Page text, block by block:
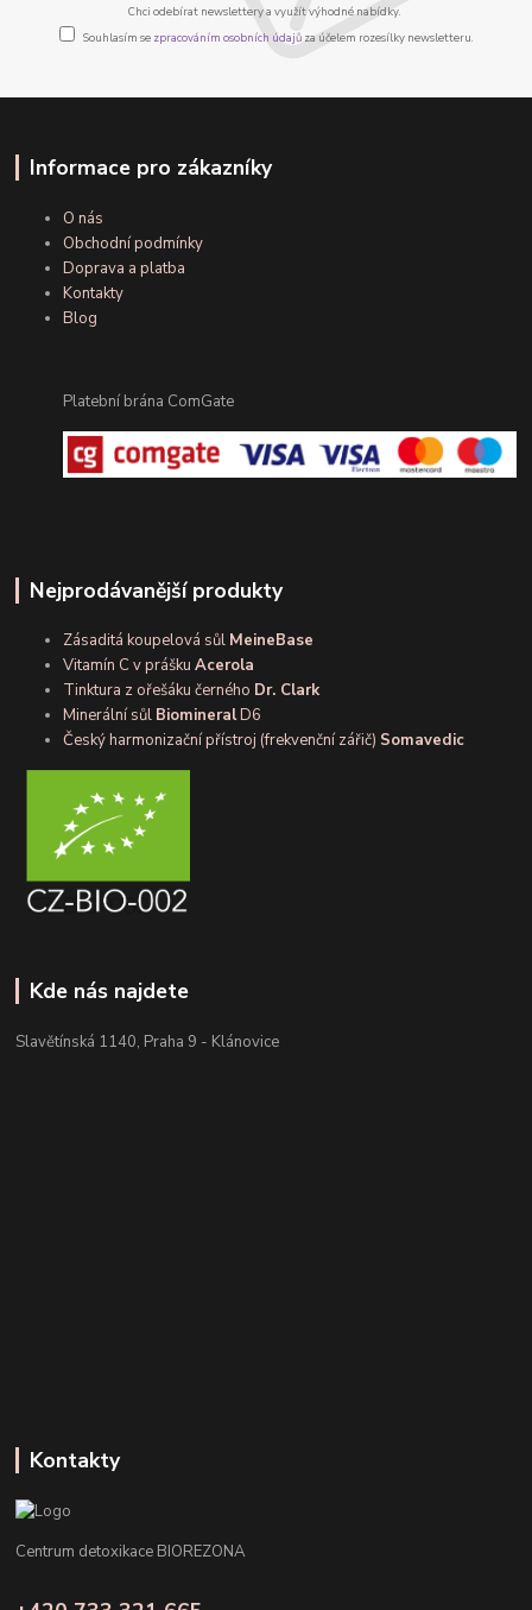
Chci odebírat newslettery a využít výhodné nabídky.
Souhlasím se zpracováním osobních údajůza účelem rozesílky newsletteru.
Informace pro zákazníky
O nás
Obchodní podmínky
Doprava a platba
Kontakty
Blog
Platební brána ComGate
Nejprodávanější produkty
Zásaditá koupelová sůl MeineBase
Vitamín C v práškuAcerola
Tinktura z ořešáku černého Dr. Clark
Minerální sůl BiomineralD6
Český harmonizační přístroj (frekvenční zářič) Somavedic
Kde nás najdete
Slavětínská 1140, Praha 9 - Klánovice
Kontakty
Centrum detoxikace BIOREZONA